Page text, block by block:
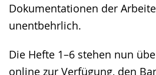
Dokumentationen der
unentbehrlich.
Die Hefte 1–6 stehen nun
online zur Verfügung, den